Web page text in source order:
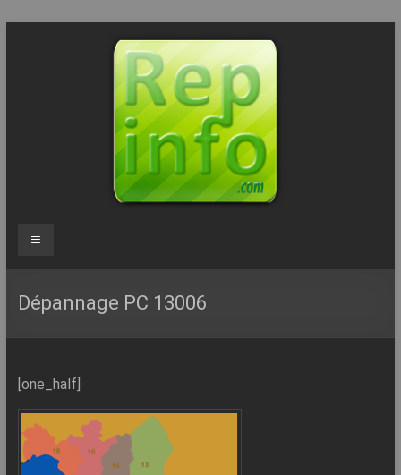
Repinfo.com
Formation
–
Depannage
–
Internet
l’Informatique
Menu
Dépannage PC 13006
[one_half]